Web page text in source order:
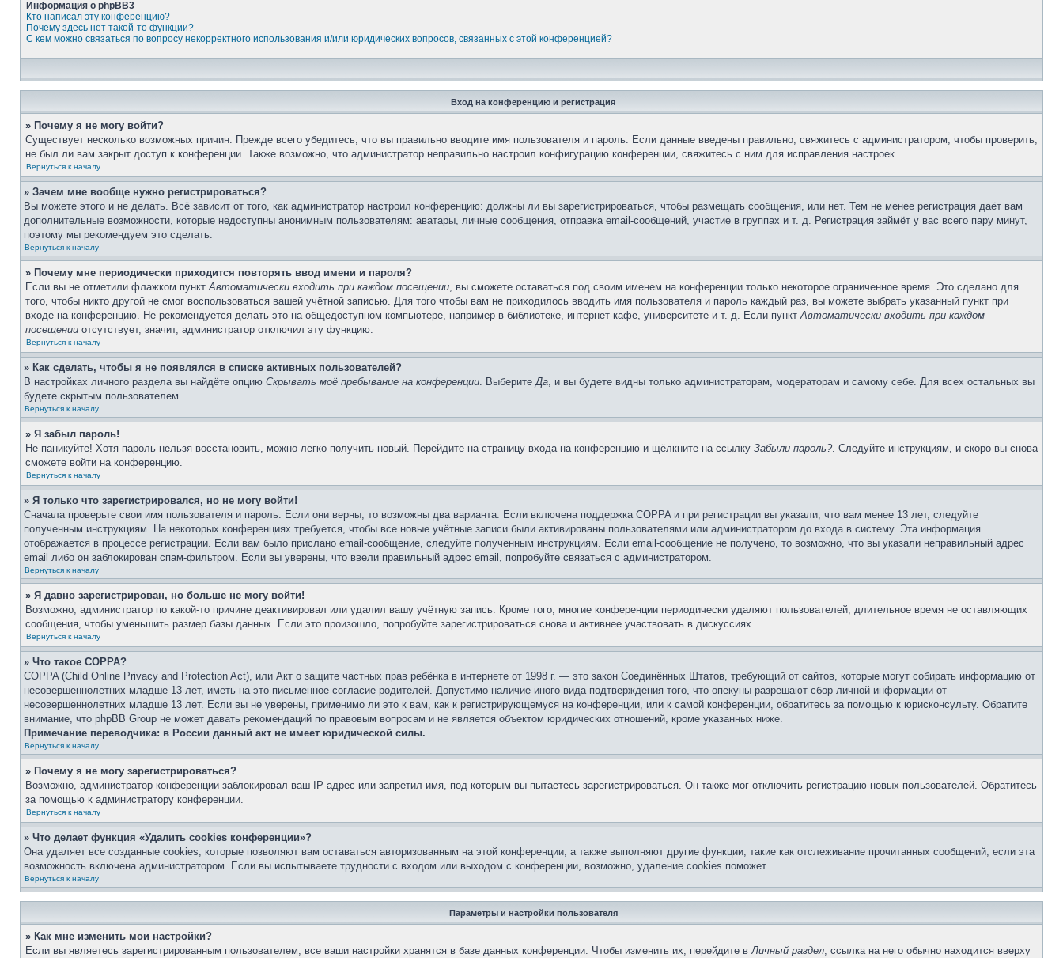
Информация о phpBB3
Кто написал эту конференцию?
Почему здесь нет такой-то функции?
С кем можно связаться по вопросу некорректного использования и/или юридических вопросов, связанных с этой конференцией?
Вход на конференцию и регистрация
» Почему я не могу войти?
Существует несколько возможных причин. Прежде всего убедитесь, что вы правильно вводите имя пользователя и пароль. Если данные введены правильно, свяжитесь с администратором, чтобы проверить,
не был ли вам закрыт доступ к конференции. Также возможно, что администратор неправильно настроил конфигурацию конференции, свяжитесь с ним для исправления настроек.
Вернуться к началу
» Зачем мне вообще нужно регистрироваться?
Вы можете этого и не делать. Всё зависит от того, как администратор настроил конференцию: должны ли вы зарегистрироваться, чтобы размещать сообщения, или нет. Тем не менее регистрация даёт вам
дополнительные возможности, которые недоступны анонимным пользователям: аватары, личные сообщения, отправка email-сообщений, участие в группах и т. д. Регистрация займёт у вас всего пару минут,
поэтому мы рекомендуем это сделать.
Вернуться к началу
» Почему мне периодически приходится повторять ввод имени и пароля?
Если вы не отметили флажком пунктАвтоматически входить при каждом посещении, вы сможете оставаться под своим именем на конференции только некоторое ограниченное время. Это сделано для
того, чтобы никто другой не смог воспользоваться вашей учётной записью. Для того чтобы вам не приходилось вводить имя пользователя и пароль каждый раз, вы можете выбрать указанный пункт при
входе на конференцию. Не рекомендуется делать это на общедоступном компьютере, например в библиотеке, интернет-кафе, университете и т. д. Если пунктАвтоматически входить при каждом
посещении отсутствует, значит, администратор отключил эту функцию.
Вернуться к началу
» Как сделать, чтобы я не появлялся в списке активных пользователей?
В настройках личного раздела вы найдёте опцию Скрывать моё пребывание на конференции. ВыберитеДа, и вы будете видны только администраторам, модераторам и самому себе. Для всех остальных вы
будете скрытым пользователем.
Вернуться к началу
» Я забыл пароль!
Не паникуйте! Хотя пароль нельзя восстановить, можно легко получить новый. Перейдите на страницу входа на конференцию и щёлкните на ссылку Забыли пароль?. Следуйте инструкциям, и скоро вы снова
сможете войти на конференцию.
Вернуться к началу
» Я только что зарегистрировался, но не могу войти!
Сначала проверьте свои имя пользователя и пароль. Если они верны, то возможны два варианта. Если включена поддержка COPPA и при регистрации вы указали, что вам менее 13 лет, следуйте
полученным инструкциям. На некоторых конференциях требуется, чтобы все новые учётные записи были активированы пользователями или администратором до входа в систему. Эта информация
отображается в процессе регистрации. Если вам было прислано email-сообщение, следуйте полученным инструкциям. Если email-сообщение не получено, то возможно, что вы указали неправильный адрес
email либо он заблокирован спам-фильтром. Если вы уверены, что ввели правильный адрес email, попробуйте связаться с администратором.
Вернуться к началу
» Я давно зарегистрирован, но больше не могу войти!
Возможно, администратор по какой-то причине деактивировал или удалил вашу учётную запись. Кроме того, многие конференции периодически удаляют пользователей, длительное время не оставляющих
сообщения, чтобы уменьшить размер базы данных. Если это произошло, попробуйте зарегистрироваться снова и активнее участвовать в дискуссиях.
Вернуться к началу
» Что такое COPPA?
COPPA (Child Online Privacy and Protection Act), или Акт о защите частных прав ребёнка в интернете от 1998 г. — это закон Соединённых Штатов, требующий от сайтов, которые могут собирать информацию от
несовершеннолетних младше 13 лет, иметь на это письменное согласие родителей. Допустимо наличие иного вида подтверждения того, что опекуны разрешают сбор личной информации от
несовершеннолетних младше 13 лет. Если вы не уверены, применимо ли это к вам, как к регистрирующемуся на конференции, или к самой конференции, обратитесь за помощью к юрисконсульту. Обратите
внимание, что phpBB Group не может давать рекомендаций по правовым вопросам и не является объектом юридических отношений, кроме указанных ниже.
Примечание переводчика: в России данный акт не имеет юридической силы.
Вернуться к началу
» Почему я не могу зарегистрироваться?
Возможно, администратор конференции заблокировал ваш IP-адрес или запретил имя, под которым вы пытаетесь зарегистрироваться. Он также мог отключить регистрацию новых пользователей. Обратитесь
за помощью к администратору конференции.
Вернуться к началу
» Что делает функция «Удалить cookies конференции»?
Она удаляет все созданные cookies, которые позволяют вам оставаться авторизованным на этой конференции, а также выполняют другие функции, такие как отслеживание прочитанных сообщений, если эта
возможность включена администратором. Если вы испытываете трудности с входом или выходом с конференции, возможно, удаление cookies поможет.
Вернуться к началу
Параметры и настройки пользователя
» Как мне изменить мои настройки?
Если вы являетесь зарегистрированным пользователем, все ваши настройки хранятся в базе данных конференции. Чтобы изменить их, перейдите вЛичный раздел; ссылка на него обычно находится вверху